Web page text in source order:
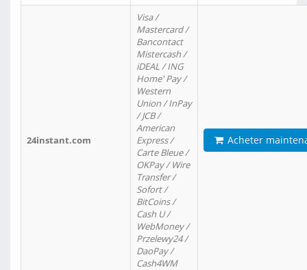
24instant.com
Visa /
Mastercard /
Bancontact
Mistercash /
iDEAL / ING
Home' Pay /
Western
Union / InPay
/ JCB /
American
Express /
Carte Bleue /
OKPay / Wire
Transfer /
Sofort /
BitCoins /
Cash U /
WebMoney /
Przelewy24 /
DaoPay /
Cash4WM
Acheter